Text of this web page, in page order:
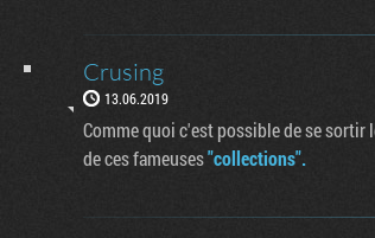
Crusing
13.06.2019
Comme quoi c'est possible de se
de ces fameuses"collections".